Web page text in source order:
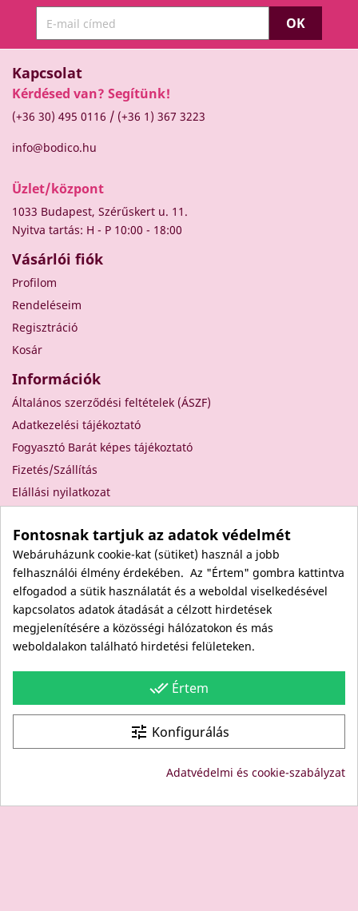
Kapcsolat
Kérdésed van? Segítünk!
(+36 30) 495 0116 / (+36 1) 367 3223
info@bodico.hu
Üzlet/központ
1033 Budapest, Szérűskert u. 11.
Nyitva tartás: H - P 10:00 - 18:00
Vásárlói fiók
Profilom
Rendeléseim
Regisztráció
Kosár
Információk
Általános szerződési feltételek (ÁSZF)
Adatkezelési tájékoztató
Fogyasztó Barát képes tájékoztató
Fizetés/Szállítás
Elállási nyilatkozat
Rólunk
Kapcsolat
Viszonteladóknak
Kövess minket itt is!
Facebook
Site protected by reCAPTCHA.
© Copyright: Since 1994- "EDU" és "JUDY" Bt. - BODICO
Fontosnak tartjuk az adatok védelmét
Webáruházunk cookie-kat (sütiket) használ a jobb
felhasználói élmény érdekében. Az "Értem" gombra kattintva
elfogadod a sütik használatát és a weboldal viselkedésével
kapcsolatos adatok átadását a célzott hirdetések
megjelenítésére a közösségi hálózatokon és más
weboldalakon található hirdetési felületeken.
done_all Értem
tune Konfigurálás
Adatvédelmi és cookie-szabályzat